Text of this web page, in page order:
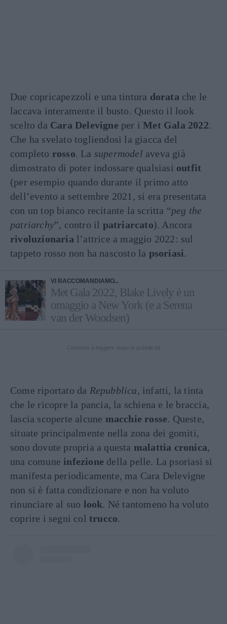
Due copricapezzoli e una tintura dorata che le
laccava interamente il busto. Questo il look
scelto da Cara Delevigne per iMet Gala 2022.
Che ha svelato togliendosi la giacca del
completo rosso. La supermodel aveva già
dimostrato di poter indossare qualsiasi outfit
(per esempio quando durante il primo atto
dell’evento a settembre 2021, si era presentata
con un top bianco recitante la scritta “peg the
patriarchy”, contro il patriarcato). Ancora
rivoluzionaria l’attrice a maggio 2022: sul
tappeto rosso non ha nascosto la psoriasi.
VI RACCOMANDIAMO...
Met Gala 2022, Blake Lively è un
omaggio a New York (e a Serena
van der Woodsen)
Come riportato da Repubblica, infatti, la tinta
che le ricopre la pancia, la schiena e le braccia,
lascia scoperte alcune macchie rosse. Queste,
situate principalmente nella zona dei gomiti,
sono dovute propria a questa malattia cronica,
una comune infezione della pelle. La psoriasi si
manifesta periodicamente, ma Cara Delevigne
non si è fatta condizionare e non ha voluto
rinunciare al suo look. Né tantomeno ha voluto
coprire i segni col trucco.